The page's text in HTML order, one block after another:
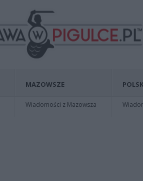
MAZOWSZE
Wiadomości z Mazowsza